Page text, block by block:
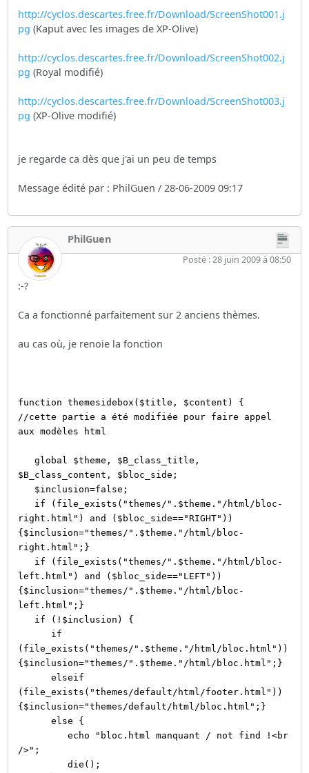
http://cyclos.descartes.free.fr/Download/ScreenShot001.j
pg (Kaput avec les images de XP-Olive)
http://cyclos.descartes.free.fr/Download/ScreenShot002.j
pg (Royal modifié)
http://cyclos.descartes.free.fr/Download/ScreenShot003.j
pg (XP-Olive modifié)
je regarde ca dès que j'ai un peu de temps
Message édité par : PhilGuen / 28-06-2009 09:17
PhilGuen
Posté : 28 juin 2009 à 08:50
:-?
Ca a fonctionné parfaitement sur 2 anciens thèmes.
au cas où, je renoie la fonction
function themesidebox($title, $content) {
//cette partie a été modifiée pour faire appel
aux modèles html
global $theme, $B_class_title,
$B_class_content, $bloc_side;
$inclusion=false;
if (file_exists("themes/".$theme."/html/bloc-
right.html") and ($bloc_side=="RIGHT"))
{$inclusion="themes/".$theme."/html/bloc-
right.html";}
if (file_exists("themes/".$theme."/html/bloc-
left.html") and ($bloc_side=="LEFT"))
{$inclusion="themes/".$theme."/html/bloc-
left.html";}
if (!$inclusion) {
if
(file_exists("themes/".$theme."/html/bloc.html"))
{$inclusion="themes/".$theme."/html/bloc.html";}
elseif
(file_exists("themes/default/html/footer.html"))
{$inclusion="themes/default/html/bloc.html";}
else {
echo "bloc.html manquant / not find !<br
/>";
die();